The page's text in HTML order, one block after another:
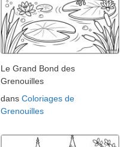
Le Grand Bond des
Grenouilles
dans Coloriages de
Grenouilles